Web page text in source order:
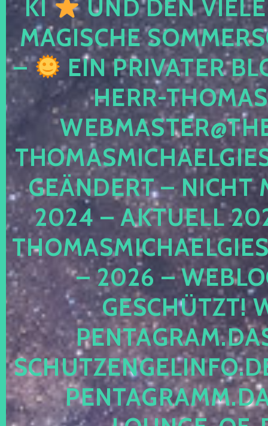
KI
UND DEN
MAGISCHE
–
EIN PRIVATER
HERR-
GEÄNDERT – NICHT
2024 – AKTUELL
– 2026 –
ESCHÜTZT!